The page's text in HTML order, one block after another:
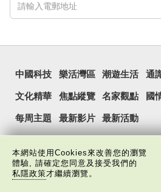
中國科技 樂活灣區 潮遊生活 通
文化精華 焦點縱覽 名家觀點 國
每周主題 最新影片 最新活動
本網站使用Cookies來改善您的瀏覽
體驗, 請確定您同意及接受我們的
私隱政策才繼續瀏覽。